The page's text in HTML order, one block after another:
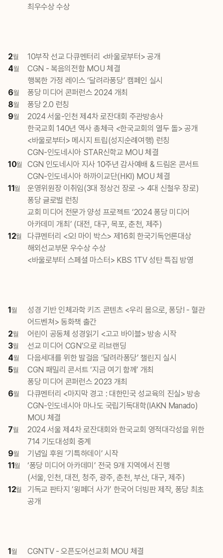
최우수상 수상
2월
10부작 선교 다큐멘터리 <바울로부터> 공개
4월
CGN - 복음의전함 MOU 체결
행복한 가정 레이스 ‘달려라퐁당’ 캠페인 실시
6월
퐁당 미디어 콘퍼런스 2024 개최
8월
퐁당 2.0 런칭
9월
2024 서울-인천 제4차 로잔대회 주관방송사
한국교회 140년 역사 총체극 <한국교회의 열두 돌> 공개
<바울로부터> 메시지 트립(성지순례여행) 런칭
CGN-인도네시아 STAR신학교 MOU 체결
10월
CGN 인도네시아 지사 10주년 감사예배 & 드림온 콘서트
CGN-인도네시아 하까이교단(HKI) MOU 체결
11월
운영위원장 이취임(3대 정상건 장로 -> 4대 신철우 장로)
퐁당 글로벌 런칭
교회 미디어 전문가 양성 프로젝트 ‘2024 퐁당 미디어
아카데미 개최’ (대전, 대구, 목포, 춘천, 제주)
12월
다큐멘터리 <오! 마이 박스> 제16회 한국기독언론대상
해외선교부문 우수상 수상
<바울로부터 스페셜 마스터> KBS 1TV 성탄 특집 방영
1월
성경 기반 인체과학 키즈 콘텐츠 <우리 몸으로, 퐁당! - 혈관
어드벤쳐> 동화책 출간
2월
어린이 공동체 성경읽기 <고고 바이블> 방송 시작
3월
선교 미디어 CGN’으로 리브랜딩
4월
다음세대를 위한 발걸음 ‘달려라퐁당’ 챌린지 실시
5월
CGN 패밀리 콘서트 ‘지금 여기 함께’ 개최
퐁당 미디어 콘퍼런스 2023 개최
6월
다큐멘터리 <마지막 경고 : 대한민국 성교육의 진실> 방송
CGN-인도네시아 마나도 국립기독대학(IAKN Manado)
MOU 체결
7월
2024 서울 제4차 로잔대회와 한국교회 영적대각성을 위한
714 기도대성회 중계
9월
기념일 후원 ‘기특하데이’ 시작
11월
‘퐁당 미디어 아카데미’ 전국 9개 지역에서 진행
(서울, 인천, 대전, 청주, 광주, 춘천, 부산, 대구, 제주)
12월
기독교 판타지 ‘윙페더 사가’ 한국어 더빙판 제작, 퐁당 최초
공개
1월
CGNTV - 오픈도어선교회 MOU 체결